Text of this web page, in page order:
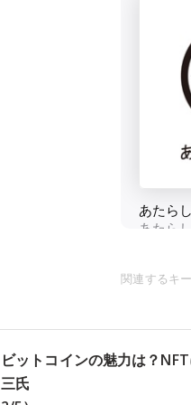
関連するキ
ビットコインの魅力は？
三氏